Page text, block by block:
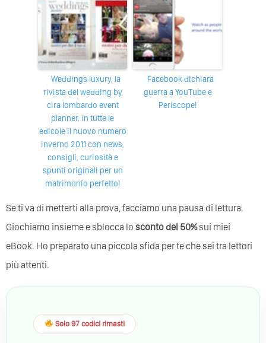
weddings luxury, la
rivista del wedding by
cira lombardo event
planner. in tutte le
edicole il nuovo numero
inverno 2011 con news,
consigli, curiosità e
spunti originali per un
matrimonio perfetto!
Facebook dichiara
guerra a YouTube e
Periscope!
Se ti va di metterti alla prova, facciamo una pausa di lettura.
Giochiamo insieme e sblocca lo sconto del 50%sui miei
eBook. Ho preparato una piccola sfida per te che sei tra lettori
più attenti.
Solo 97 codici rimasti